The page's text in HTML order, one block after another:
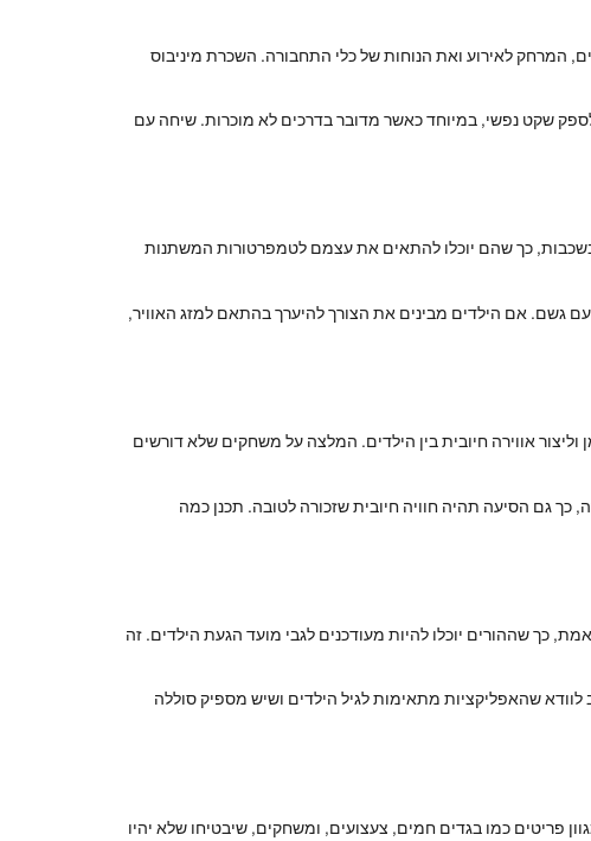
המרחק לאירוע ואת הנוחות של כלי התחבורה. השכרת מיניבוס
שקט נפשי, במיוחד כאשר מדובר בדרכים לא מוכרות. שיחה עם
בשכבות, כך שהם יוכלו להתאים את עצמם לטמפרטורות המשתנות
גשם. אם הילדים מבינים את הצורך להיערך בהתאם למזג האוויר,
אווירה חיובית בין הילדים. המלצה על משחקים שלא דורשים
כך גם הסיעה תהיה חוויה חיובית שזכורה לטובה. תכנן כמה
כך שההורים יוכלו להיות מעודכנים לגבי מועד הגעת הילדים. זה
שהאפליקציות מתאימות לגיל הילדים ושיש מספיק סוללה
פריטים כמו בגדים חמים, צעצועים, ומשחקים, שיבטיחו שלא יהיו